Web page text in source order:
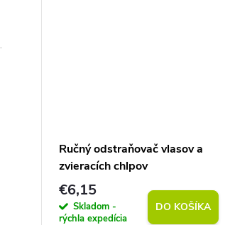
Ručný odstraňovač vlasov a
zvieracích chlpov
€6,15
Skladom -
rýchla expedícia
DO KOŠÍKA